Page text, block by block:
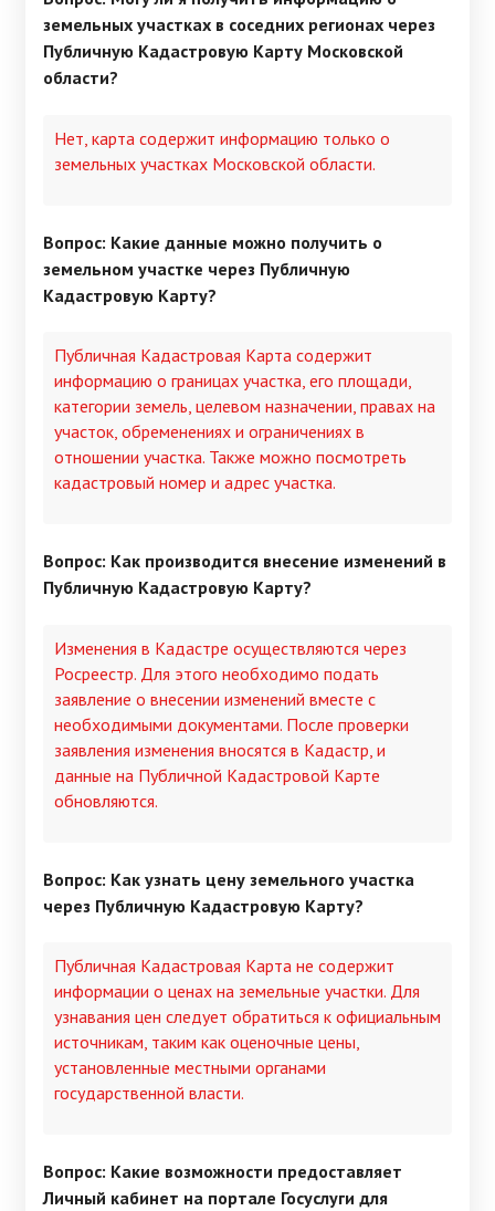
земельных участках в соседних регионах через
Публичную Кадастровую Карту Московской
области?
Нет, карта содержит информацию только о
земельных участках Московской области.
Вопрос: Какие данные можно получить о
земельном участке через Публичную
Кадастровую Карту?
Публичная Кадастровая Карта содержит
информацию о границах участка, его площади,
категории земель, целевом назначении, правах на
участок, обременениях и ограничениях в
отношении участка. Также можно посмотреть
кадастровый номер и адрес участка.
Вопрос: Как производится внесение изменений в
Публичную Кадастровую Карту?
Изменения в Кадастре осуществляются через
Росреестр. Для этого необходимо подать
заявление о внесении изменений вместе с
необходимыми документами. После проверки
заявления изменения вносятся в Кадастр, и
данные на Публичной Кадастровой Карте
обновляются.
Вопрос: Как узнать цену земельного участка
через Публичную Кадастровую Карту?
Публичная Кадастровая Карта не содержит
информации о ценах на земельные участки. Для
узнавания цен следует обратиться к официальным
источникам, таким как оценочные цены,
установленные местными органами
государственной власти.
Вопрос: Какие возможности предоставляет
Личный кабинет на портале Госуслуги для